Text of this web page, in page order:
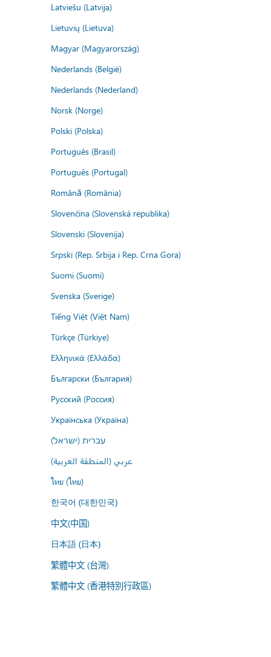
Latviešu (Latvija)
Lietuvių (Lietuva)
Magyar (Magyarország)
Nederlands (België)
Nederlands (Nederland)
Norsk (Norge)
Polski (Polska)
Português (Brasil)
Português (Portugal)
Română (România)
Slovenčina (Slovenská republika)
Slovenski (Slovenija)
Srpski (Rep. Srbija i Rep. Crna Gora)
Suomi (Suomi)
Svenska (Sverige)
Tiếng Việt (Việt Nam)
Türkçe (Türkiye)
Ελληνικά (Ελλάδα)
Български (България)
Русский (Россия)
Українська (Україна)
עברית (ישראל)
عربي (المنطقة العربية)
ไทย (ไทย)
한국어 (대한민국)
中文(中国)
日本語 (日本)
繁體中文 (台灣)
繁體中文 (香港特別行政區)